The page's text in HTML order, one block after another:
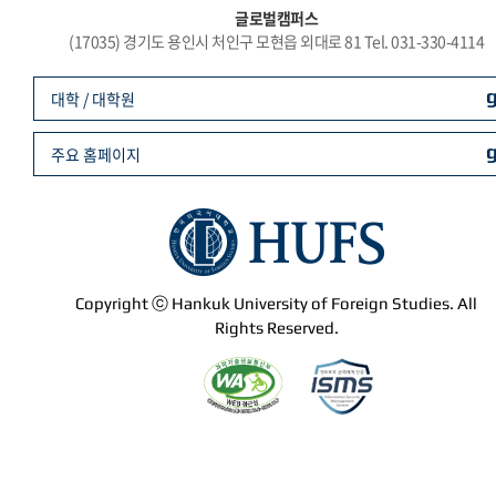
글로벌캠퍼스
(17035) 경기도 용인시 처인구 모현읍 외대로 81 Tel. 031-330-4114
Copyright ⓒ Hankuk University of Foreign Studies. All
Rights Reserved.
대학 / 대학원
주요 홈페이지